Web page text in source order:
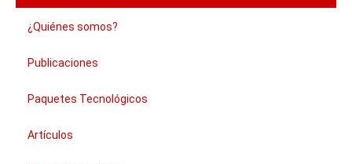
¿Quiénes somos?
Publicaciones
Paquetes Tecnológicos
Artículos